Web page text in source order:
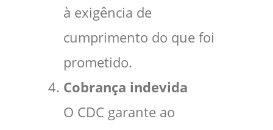
à exigência de
cumprimento do que foi
prometido.
Cobrança indevida
O CDC garante ao